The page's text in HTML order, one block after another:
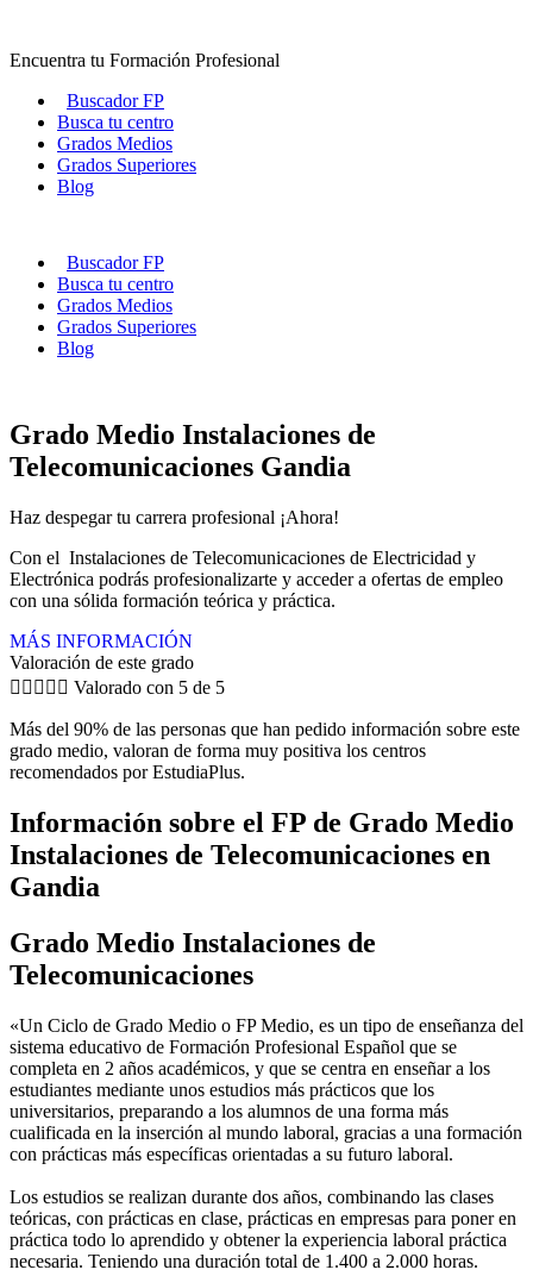
contenido
Encuentra tu Formación Profesional
Buscador FP
Busca tu centro
Grados Medios
Grados Superiores
Blog
Buscador FP
Busca tu centro
Grados Medios
Grados Superiores
Blog
Grado Medio Instalaciones de
Telecomunicaciones Gandia
Haz despegar tu carrera profesional ¡Ahora!
Con el Instalaciones de Telecomunicaciones de Electricidad y
Electrónica podrás profesionalizarte y acceder a ofertas de empleo
con una sólida formación teórica y práctica.
MÁS INFORMACIÓN
Valoración de este grado
     Valorado con 5 de 5
Más del 90% de las personas que han pedido información sobre este
grado medio, valoran de forma muy positiva los centros
recomendados por EstudiaPlus.
Información sobre el FP de Grado Medio
Instalaciones de Telecomunicaciones en
Gandia
Grado Medio Instalaciones de
Telecomunicaciones
«Un Ciclo de Grado Medio o FP Medio, es un tipo de enseñanza del
sistema educativo de Formación Profesional Español que se
completa en 2 años académicos, y que se centra en enseñar a los
estudiantes mediante unos estudios más prácticos que los
universitarios, preparando a los alumnos de una forma más
cualificada en la inserción al mundo laboral, gracias a una formación
con prácticas más específicas orientadas a su futuro laboral.
Los estudios se realizan durante dos años, combinando las clases
teóricas, con prácticas en clase, prácticas en empresas para poner en
práctica todo lo aprendido y obtener la experiencia laboral práctica
necesaria. Teniendo una duración total de 1.400 a 2.000 horas.